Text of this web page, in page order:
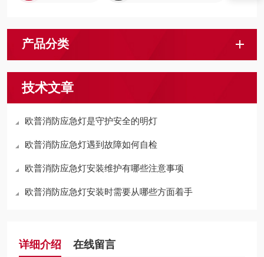
产品分类
技术文章
欧普消防应急灯是守护安全的明灯
欧普消防应急灯遇到故障如何自检
欧普消防应急灯安装维护有哪些注意事项
欧普消防应急灯安装时需要从哪些方面着手
详细介绍 在线留言